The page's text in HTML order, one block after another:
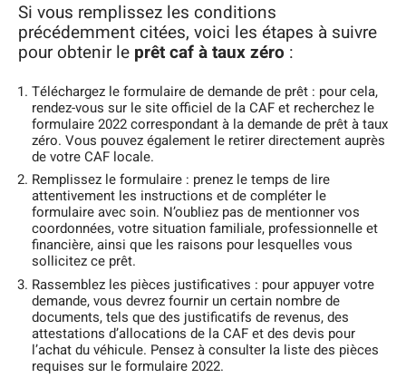
Si vous remplissez les conditions
précédemment citées, voici les étapes à suivre
pour obtenir le prêt caf à taux zéro :
Téléchargez le formulaire de demande de prêt : pour cela,
rendez-vous sur le site officiel de la CAF et recherchez le
formulaire 2022 correspondant à la demande de prêt à taux
zéro. Vous pouvez également le retirer directement auprès
de votre CAF locale.
Remplissez le formulaire : prenez le temps de lire
attentivement les instructions et de compléter le
formulaire avec soin. N’oubliez pas de mentionner vos
coordonnées, votre situation familiale, professionnelle et
financière, ainsi que les raisons pour lesquelles vous
sollicitez ce prêt.
Rassemblez les pièces justificatives : pour appuyer votre
demande, vous devrez fournir un certain nombre de
documents, tels que des justificatifs de revenus, des
attestations d’allocations de la CAF et des devis pour
l’achat du véhicule. Pensez à consulter la liste des pièces
requises sur le formulaire 2022.